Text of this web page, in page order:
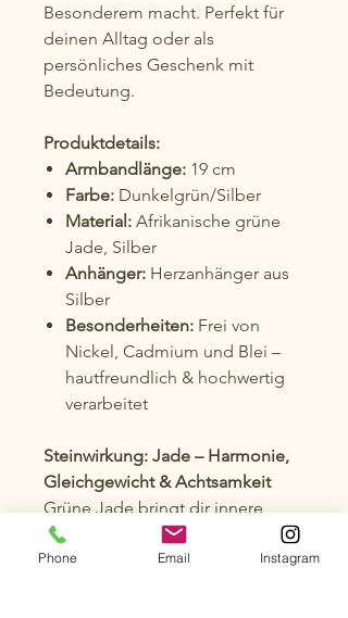
Besonderem macht. Perfekt für
deinen Alltag oder als
persönliches Geschenk mit
Bedeutung.
Produktdetails:
Armbandlänge: 19 cm
Farbe: Dunkelgrün/Silber
Material: Afrikanische grüne
Jade, Silber
Anhänger: Herzanhänger aus
Silber
Besonderheiten: Frei von
Nickel, Cadmium und Blei –
hautfreundlich & hochwertig
verarbeitet
Steinwirkung: Jade – Harmonie,
Gleichgewicht & Achtsamkeit
Grüne Jade bringt dir innere
Ruhe, fördert Achtsamkeit und
unterstützt den Energiefluss.
Phone Email Instagram